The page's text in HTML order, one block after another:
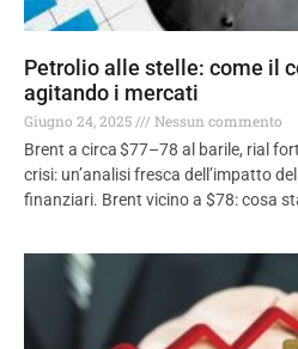
Petrolio alle stelle: come il
agitando i mercati
Giugno 24, 2025
Nessun commento
Brent a circa $77–78 al barile, rial
crisi: un’analisi fresca dell’impatto
finanziari. Brent vicino a $78: cosa